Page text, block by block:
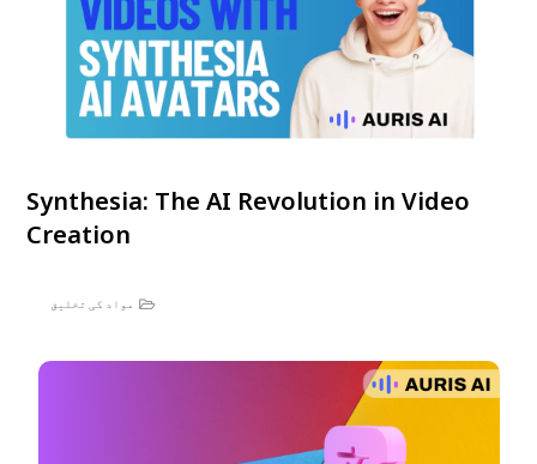
Synthesia: The AI Revolution in Video
Creation
مواد کی تخلیق